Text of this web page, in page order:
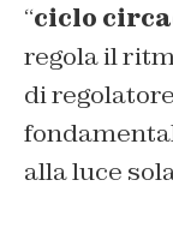
“ciclo
regola il
di
alla luce